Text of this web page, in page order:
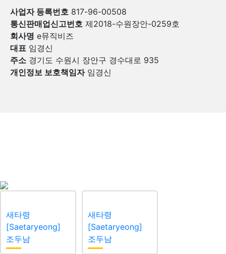
사업자 등록번호 817-96-00508
통신판매업신고번호 제2018-수원장안-0259호
회사명 e뮤직비즈
대표 임경신
주소 경기도 수원시 장안구 경수대로 935
개인정보 보호책임자임경신
새타령
[Saetaryeong]
조두남
새타령
[Saetaryeong]
조두남